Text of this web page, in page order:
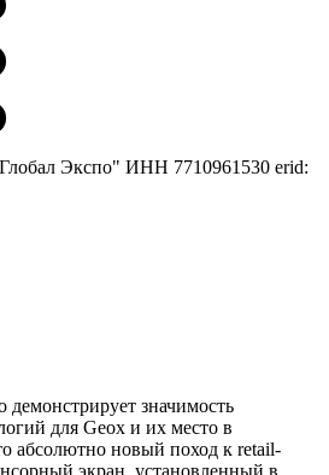
Экспо" ИНН 7710961530 erid:
значимость
для Geoх и их место в
абсолютно новый поход к retail-
экран, установленный в